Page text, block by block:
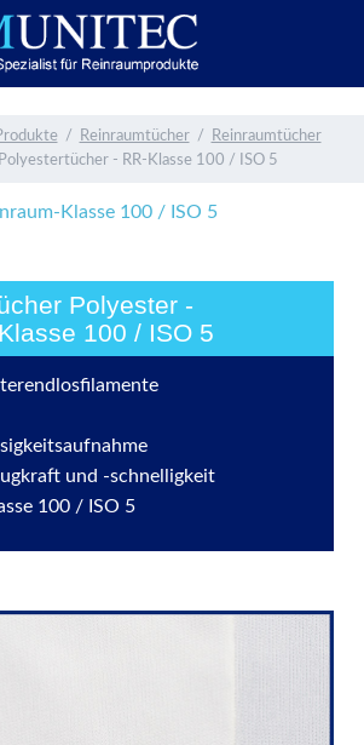
Reinraumtücher
Reinraumtücher
Polyestertücher - RR-Klasse 100 / ISO 5
Klasse 100 / ISO 5
Polyester -
100 / ISO 5
und -schnelligkeit
100 / ISO 5